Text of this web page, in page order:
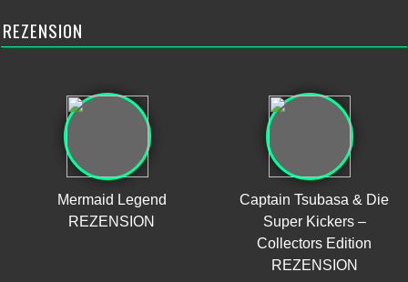
REZENSION
Mermaid Legend
REZENSION
Captain Tsubasa & Die
Super Kickers –
Collectors Edition
REZENSION